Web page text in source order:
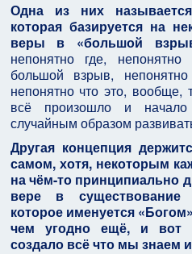
Одна из них
которая базируется на
веры в «большой
непонятно где,
большой взрыв,
непонятно что это, вообще,
всё произошло и
случайным образом
Другая концепция
самом, хотя, некоторым
на чём-то принципиально
вере в существование
которое именуется
чем угодно ещё, и вот
создало всё что мы знаем